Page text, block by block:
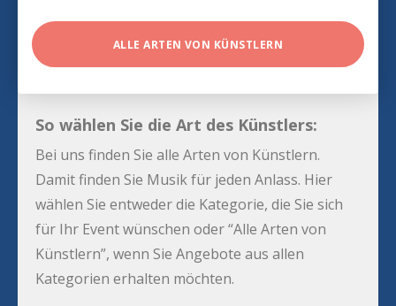
ALLE ARTEN VON KÜNSTLERN
So wählen Sie die Art des Künstlers:
Bei uns finden Sie alle Arten von Künstlern.
Damit finden Sie Musik für jeden Anlass. Hier
wählen Sie entweder die Kategorie, die Sie sich
für Ihr Event wünschen oder “Alle Arten von
Künstlern”, wenn Sie Angebote aus allen
Kategorien erhalten möchten.